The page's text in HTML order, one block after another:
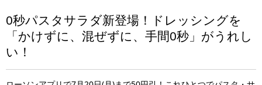
0秒パスタサラダ新登場！ドレッシングを
「かけずに、混ぜずに、手間0秒」がうれし
い！